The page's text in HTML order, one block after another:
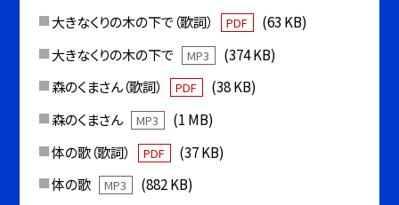
大きなくりの木の下で（歌詞）
PDF
(63 KB)
大きなくりの木の下で
MP3
(374 KB)
森のくまさん（歌詞）
PDF
(38 KB)
森のくまさん
MP3
(1 MB)
体の歌（歌詞）
PDF
(37 KB)
体の歌
MP3 (882 KB)